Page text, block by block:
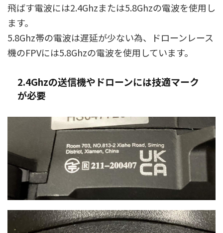
飛ばす電波には2.4Ghzまたは5.8Ghzの電波を使用し
ます。
5.8Ghz帯の電波は遅延が少ない為、ドローンレース
機のFPVには5.8Ghzの電波を使用しています。
2.4Ghzの送信機やドローンには技適マーク
が必要